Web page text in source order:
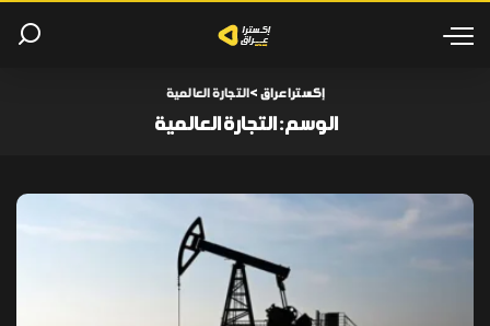
إكسترا عراق >التجارة العالمية
الوسم:التجارة العالمية